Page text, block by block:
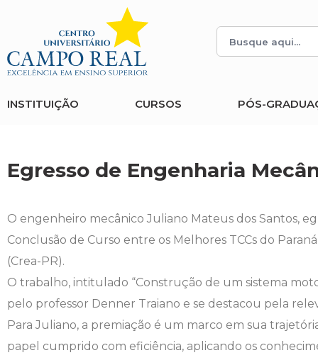
INSTITUIÇÃO CURSOS PÓS-
Egresso de Engenharia
O engenheiro mecânico Juliano Mateus dos Santos,
Conclusão de Curso entre os Melhores TCCs do
(Crea-PR).
O trabalho, intitulado “Construção de um sistema
pelo professor Denner Traiano e se destacou pela
Para Juliano, a premiação é um marco em sua
papel cumprido com eficiência, aplicando os
Histórico
Editais
Administração
Ciências Contábeis
Enfermagem
Engenharia Agronômica
Engenharia Civil
Engenharia de Software
Vestibular de Inverno
2ª Via de Boleto
Biblioteca
Calendário de Provas
Carteirinha de Estudante
Central de Estágios - TCC
Ensalamento
Avalie a Campo Real
COLAP
Comitê de Ética em Pesquisa
Diploma Digital
Educação em Direitos Humanos
Editais